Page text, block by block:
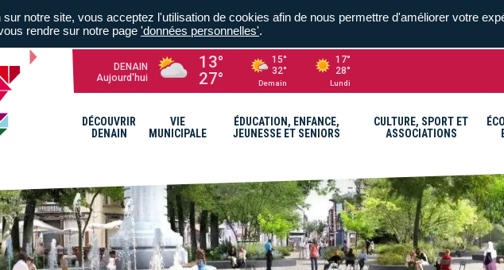
DENAIN
Aujourd'hui
13°
27°
15°
32°
Demain
17°
28°
Lundi
DÉCOUVRIR
DENAIN
VIE
MUNICIPALE
ÉDUCATION, ENFANCE,
JEUNESSE ET SENIORS
CULTURE, SPORT ET
ASSOCIATIONS
notre site, vous acceptez l'utilisation de cookies afin de nous permettre d'améliorer votre
rendre sur notre page 'données personnelles'.